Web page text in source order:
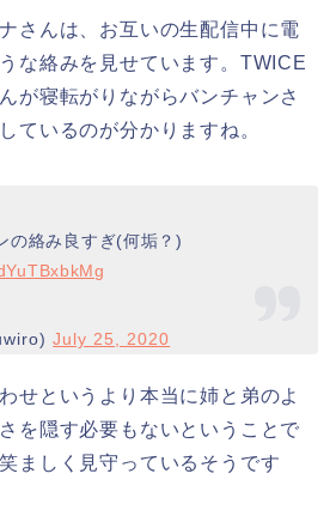
さんは、お互いの生配信中に電
な絡みを見せています。TWICE
が寝転がりながらバンチャンさ
ているのが分かりますね。
の絡み良すぎ(何垢？)
July 25, 2020
せというより本当に姉と弟のよ
を隠す必要もないということで
ましく見守っているそうです